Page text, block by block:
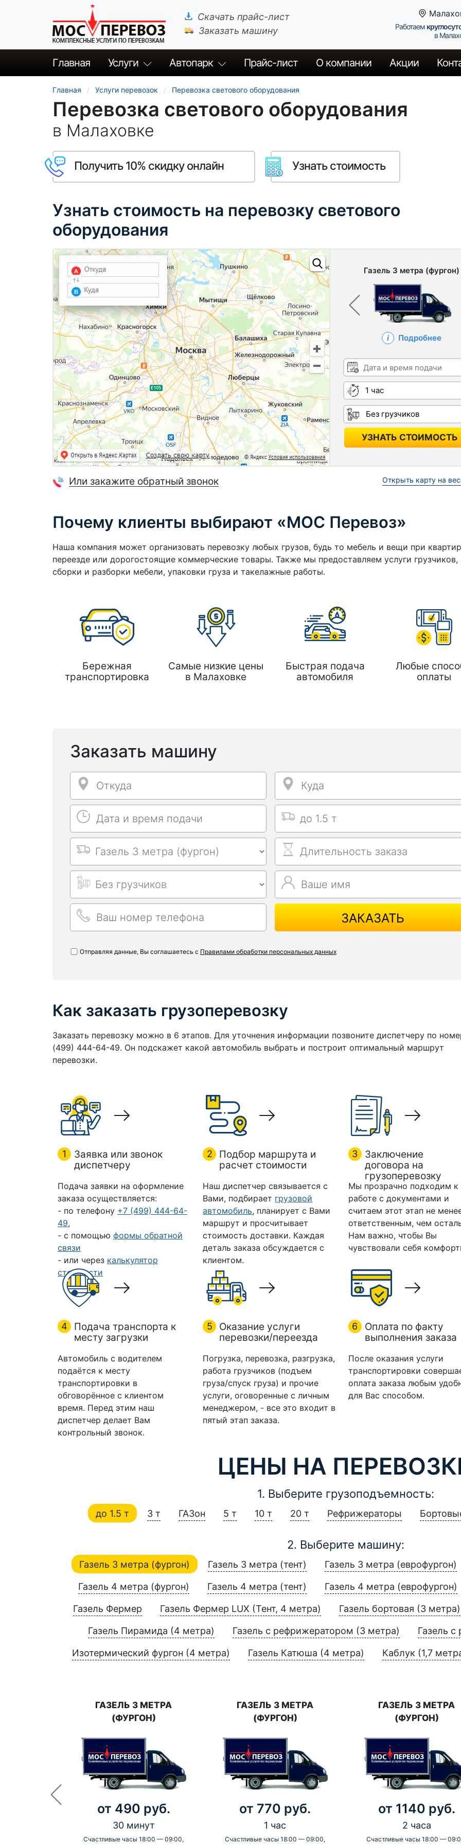
Скачать прайс-лист
Заказать машину
Работаем
в
Главная Услуги Автопарк Прайс-лист О компании Акции
Главная Услуги перевозок Перевозка светового оборудования
Перевозка светового оборудования
в Малаховке
Получить 10% скидку онлайн Узнать стоимость
Узнать стоимость на перевозку светового
оборудования
Открыть карту на
Газель 3 метра (фургон)
Подробнее
Дата и время подачи
Длительность
Грузчики
УЗНАТЬ СТОИМОСТЬ
Или закажите обратный звонок
Почему клиенты выбирают «МОС Перевоз»
Наша компания может организовать перевозку любых грузов, будь то мебель и вещи при
переезде или дорогостоящие коммерческие товары. Также мы предоставляем услуги грузчиков,
сборки и разборки мебели, упаковки груза и такелажные работы.
Бережная
транспортировка
Самые низкие цены
в Малаховке
Быстрая подача
автомобиля
Любые
оплаты
Заказать машину
Откуда Откуда Куда Куда
Дата и время подачи
Дата и время подачи Выбрать тип машины
Выбрать машину Длительность заказа
Длительность заказа Ваше имяВаше имя
Ваш номер телефона
Ваш номер ЗАКАЗАТЬ
Отправляя данные, Вы соглашаетесь с Правилами обработки персональных данных
Как заказать грузоперевозку
Заказать перевозку можно в 6 этапов. Для уточнения информации позвоните диспетчеру по
(499) 444-64-49. Он подскажет какой автомобиль выбрать и построит оптимальный маршрут
перевозки.
1
Заявка или звонок
диспетчеру
Подача заявки на оформление
заказа осуществляется:
- по телефону +7 (499) 444-64-
49,
- с помощью формы обратной
связи
- или через калькулятор
стоимости
2
Подбор маршрута и
расчет стоимости
Наш диспетчер связывается с
Вами, подбирает грузовой
автомобиль, планирует с Вами
маршрут и просчитывает
стоимость доставки. Каждая
деталь заказа обсуждается с
клиентом.
3
Заключение
договора на
грузоперевозку
Мы прозрачно подходим к
работе с документами и
считаем этот этап не
ответственным, чем
Нам важно, чтобы Вы
чувствовали себя
4
Подача транспорта к
месту загрузки
Автомобиль с водителем
подаётся к месту
транспортировки в
обговорённое с клиентом
время. Перед этим наш
диспетчер делает Вам
контрольный звонок.
5
Оказание услуги
перевозки/переезда
Погрузка, перевозка, разгрузка,
работа грузчиков (подъем
груза/спуск груза) и прочие
услуги, оговоренные с личным
менеджером, - все это входит в
пятый этап заказа.
6
Оплата по факту
выполнения заказа
После оказания услуги
транспортировки
оплата заказа любым
для Вас способом.
ЦЕНЫ НА
1. Выберите грузоподъемность:
до 1.5 т 3 т ГАЗон 5 т 10 т 20 т Рефрижераторы
2. Выберите машину:
Газель 3 метра (фургон) Газель 3 метра (тент) Газель 3 метра (еврофургон)
Газель 4 метра (фургон) Газель 4 метра (тент) Газель 4 метра (еврофургон)
Газель Фермер Газель Фермер LUX (Тент, 4 метра) Газель бортовая (3 метра)
Газель Пирамида (4 метра) Газель с рефрижератором (3 метра) Газель
Изотермический фургон (4 метра) Газель Катюша (4 метра) Каблук (1,7
ГАЗЕЛЬ 3 МЕТРА
(ФУРГОН)
от 490 руб.
30 минут
Счастливые часы 18:00 — 09:00,
ГАЗЕЛЬ 3 МЕТРА
(ФУРГОН)
от 770 руб.
1 час
Счастливые часы 18:00 — 09:00,
ГАЗЕЛЬ 3 МЕТРА
(ФУРГОН)
от 1140 руб.
2 часа
Счастливые часы 18:00 —